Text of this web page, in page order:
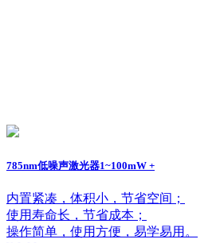
785nm低噪声激光器1~100mW +
内置紧凑，体积小，节省空间；
使用寿命长，节省成本；
操作简单，使用方便，易学易用。